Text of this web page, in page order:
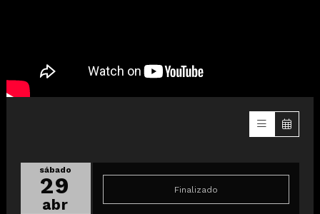
sábado
29
abr
Finalizado